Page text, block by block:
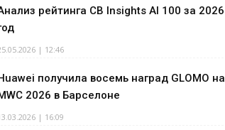
рейтинга CB Insights AI 100 за 2026
| 12:46
получила восемь наград GLOMO на
2026 в Барселоне
| 16:09